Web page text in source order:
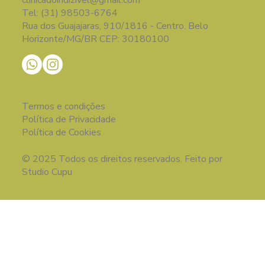
Tel: (31) 98503-6764
Rua dos Guajajaras, 910/1816 - Centro. Belo
Horizonte/MG/BR CEP: 30180100
Termos e condições
Política de Privacidade
Política de Cookies
© 2025 Todos os direitos reservados. Feito por
Studio Cupu